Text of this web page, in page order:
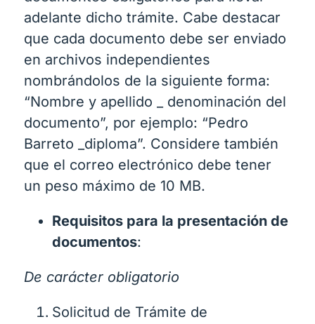
adelante dicho trámite. Cabe destacar
que cada documento debe ser enviado
en archivos independientes
nombrándolos de la siguiente forma:
“Nombre y apellido _ denominación del
documento”, por ejemplo: “Pedro
Barreto _diploma”. Considere también
que el correo electrónico debe tener
un peso máximo de 10 MB.
Requisitos para la presentación de
documentos:
De carácter obligatorio
Solicitud de Trámite de